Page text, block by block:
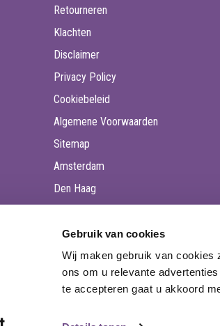
Gebruik van cookies
Wij maken gebruik van cookies
ons om u relevante
te accepteren gaat u akkoord
Retourneren
Klachten
Disclaimer
Privacy Policy
Cookiebeleid
Algemene Voorwaarden
Sitemap
Amsterdam
Den Haag
Rotterdam